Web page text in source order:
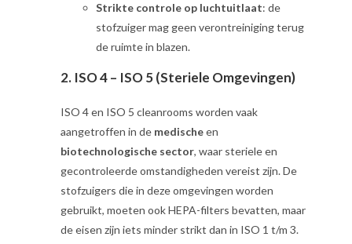
Strikte controle op luchtuitlaat: de
stofzuiger mag geen verontreiniging terug
de ruimte in blazen.
2. ISO 4 – ISO 5 (Steriele Omgevingen)
ISO 4 en ISO 5 cleanrooms worden vaak
aangetroffen in de medischeen
biotechnologische sector, waar steriele en
gecontroleerde omstandigheden vereist zijn. De
stofzuigers die in deze omgevingen worden
gebruikt, moeten ook HEPA-filters bevatten, maar
de eisen zijn iets minder strikt dan in ISO 1 t/m 3.